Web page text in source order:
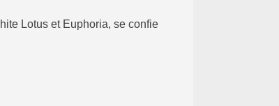
Lotus et Euphoria, se confie